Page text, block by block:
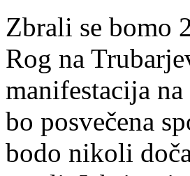
Zbrali se bomo
Rog na
manifestacija
bo posvečena
bodo nikoli